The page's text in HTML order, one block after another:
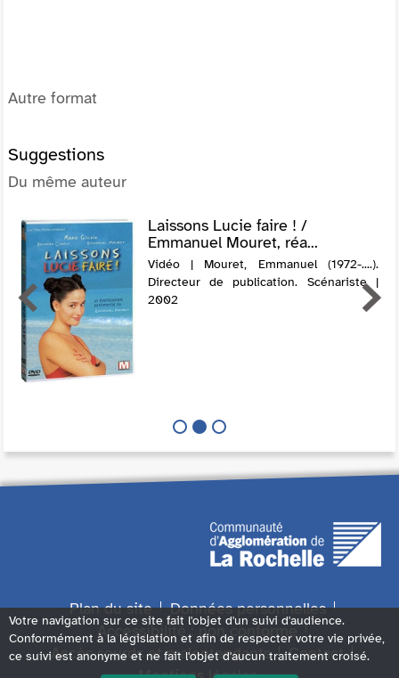
Autre format
Suggestions
Du même auteur
Laissons Lucie faire ! /
Emmanuel Mouret, réa...
Vidéo | Mouret, Emmanuel (1972-....).
Directeur de publication. Scénariste |
2002
Plan du site
Données personnelles
Accessibilité : non conforme
Accès sourds et malentendants
Contact
Votre navigation sur ce site fait l'objet d'un suivi d'audience.
Conformément à la législation et afin de respecter votre vie privée,
ce suivi est anonyme et ne fait l'objet d'aucun traitement croisé.